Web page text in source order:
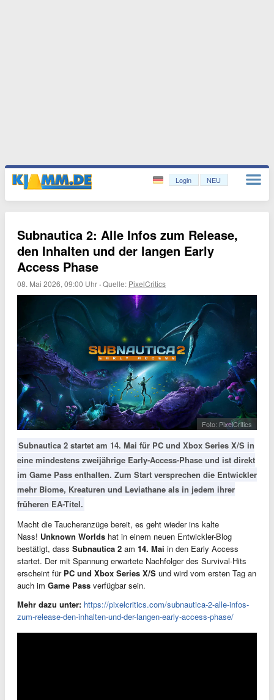
Login NEU
Subnautica 2: Alle Infos zum Release,
den Inhalten und der langen Early
Access Phase
08. Mai 2026, 09:00 Uhr ·Quelle: PixelCritics
Foto: PixelCritics
Subnautica 2 startet am 14. Mai für PC und Xbox Series X/S in
eine mindestens zweijährige Early-Access-Phase und ist direkt
im Game Pass enthalten. Zum Start versprechen die Entwickler
mehr Biome, Kreaturen und Leviathane als in jedem ihrer
früheren EA-Titel.
Macht die Taucheranzüge bereit, es geht wieder ins kalte
Nass! Unknown Worlds hat in einem neuen Entwickler-Blog
bestätigt, dass Subnautica 2 am 14. Mai in den Early Access
startet. Der mit Spannung erwartete Nachfolger des Survival-Hits
erscheint für PC und Xbox Series X/S und wird vom ersten Tag an
auch im Game Pass verfügbar sein.
Mehr dazu unter: https://pixelcritics.com/subnautica-2-alle-infos-
zum-release-den-inhalten-und-der-langen-early-access-phase/